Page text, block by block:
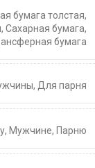
бумага толстая,
, Сахарная бумага,
бумага
, Для парня
, Мужчине, Парню